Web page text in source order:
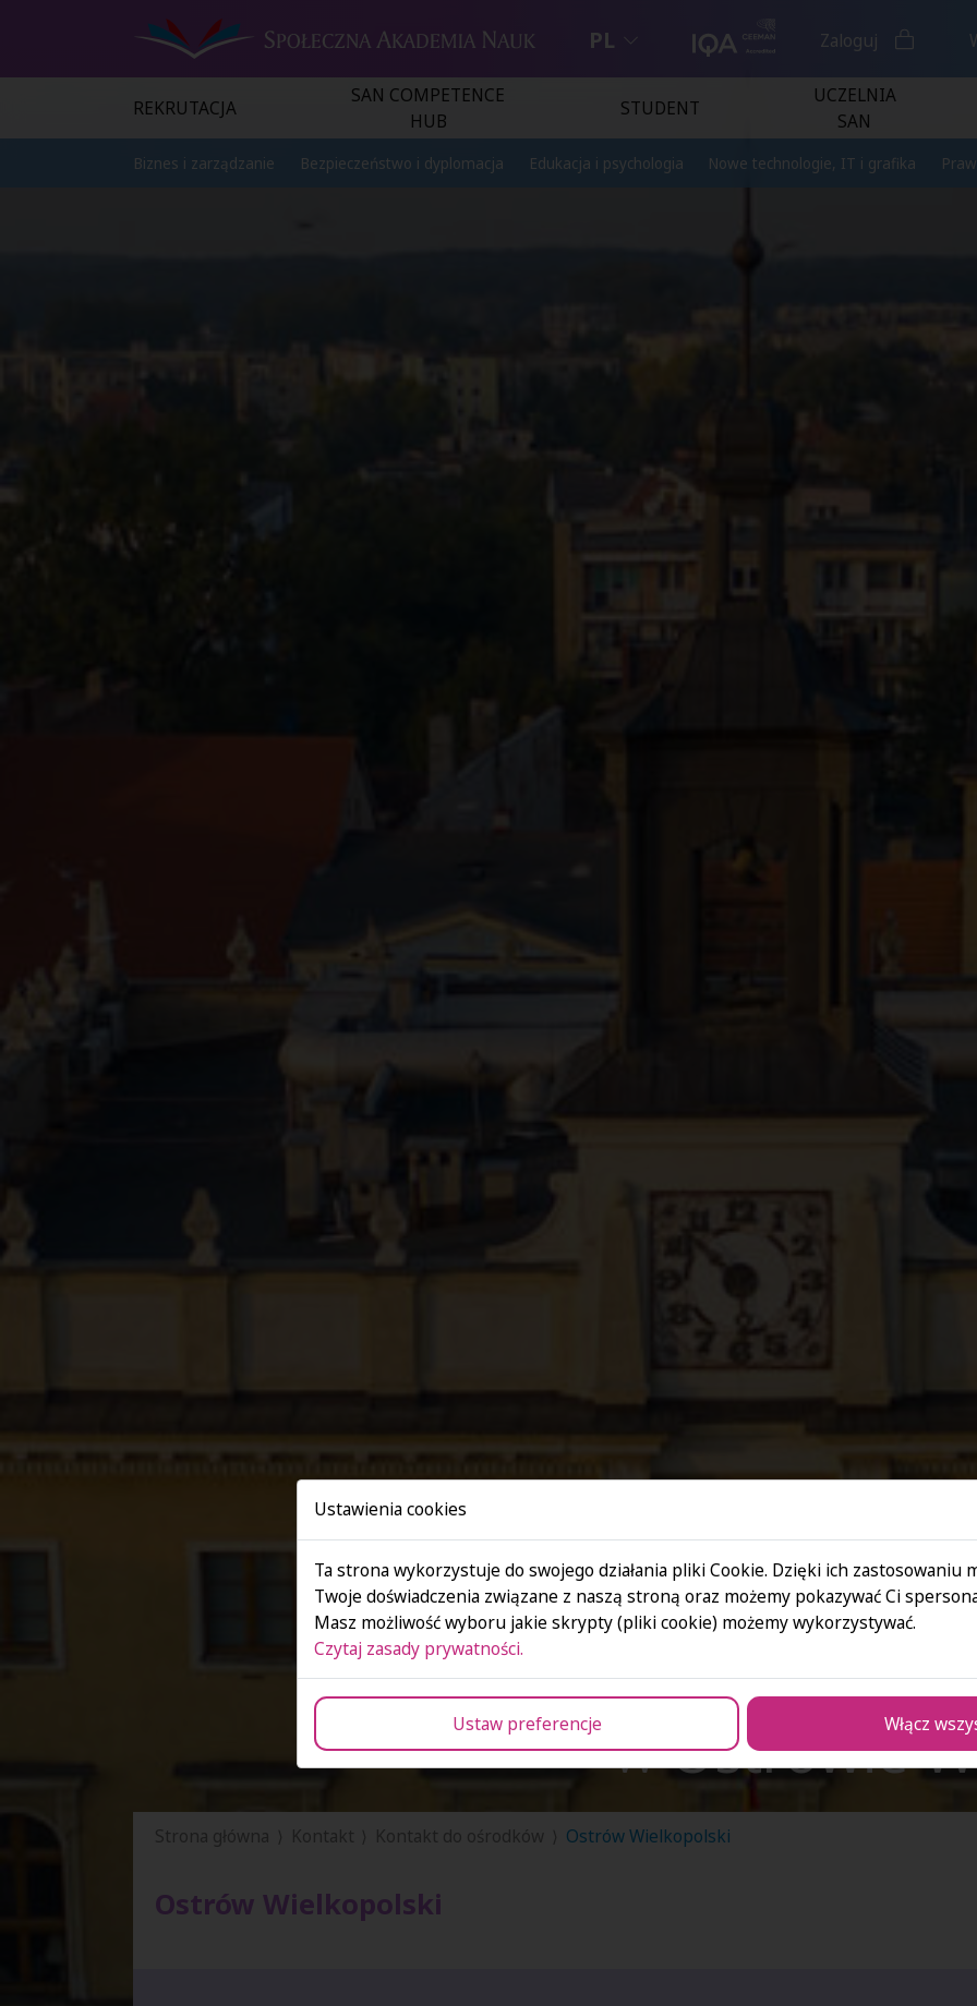
PL Zaloguj
REKRUTACJA
SAN COMPETENCE
HUB
STUDENT
UCZELNIA
SAN
Biznes i zarządzanie Bezpieczeństwo i dyplomacja Edukacja i psychologia Nowe technologie, IT i grafika
Społeczna
wOstrowie
Strona główna Kontakt Kontakt do ośrodków Ostrów Wielkopolski
Ostrów Wielkopolski
Ustawienia cookies
Ta strona wykorzystuje do swojego działania pliki Cookie. Dzięki ich zastosowaniu
Twoje doświadczenia związane z naszą stroną oraz możemy pokazywać Ci
Masz możliwość wyboru jakie skrypty (pliki cookie) możemy wykorzystywać.
Czytaj zasady prywatności.
Ustaw preferencje Włącz